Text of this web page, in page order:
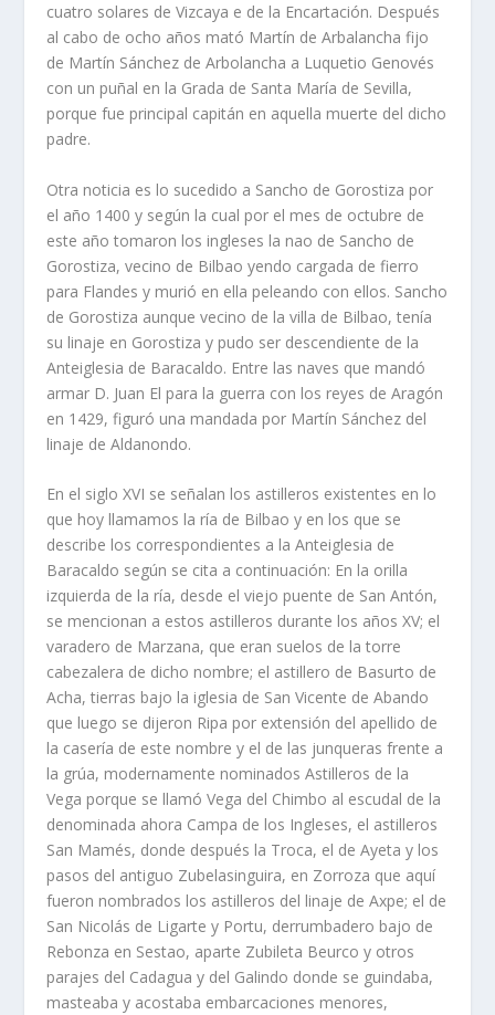
cuatro solares de Vizcaya e de la Encartación. Después
al cabo de ocho años mató Martín de Arbalancha fijo
de Martín Sánchez de Arbolancha a Luquetio Genovés
con un puñal en la Grada de Santa María de Sevilla,
porque fue principal capitán en aquella muerte del dicho
padre.
Otra noticia es lo sucedido a Sancho de Gorostiza por
el año 1400 y según la cual por el mes de octubre de
este año tomaron los ingleses la nao de Sancho de
Gorostiza, vecino de Bilbao yendo cargada de fierro
para Flandes y murió en ella peleando con ellos. Sancho
de Gorostiza aunque vecino de la villa de Bilbao, tenía
su linaje en Gorostiza y pudo ser descendiente de la
Anteiglesia de Baracaldo. Entre las naves que mandó
armar D. Juan El para la guerra con los reyes de Aragón
en 1429, figuró una mandada por Martín Sánchez del
linaje de Aldanondo.
En el siglo XVI se señalan los astilleros existentes en lo
que hoy llamamos la ría de Bilbao y en los que se
describe los correspondientes a la Anteiglesia de
Baracaldo según se cita a continuación: En la orilla
izquierda de la ría, desde el viejo puente de San Antón,
se mencionan a estos astilleros durante los años XV; el
varadero de Marzana, que eran suelos de la torre
cabezalera de dicho nombre; el astillero de Basurto de
Acha, tierras bajo la iglesia de San Vicente de Abando
que luego se dijeron Ripa por extensión del apellido de
la casería de este nombre y el de las junqueras frente a
la grúa, modernamente nominados Astilleros de la
Vega porque se llamó Vega del Chimbo al escudal de la
denominada ahora Campa de los Ingleses, el astilleros
San Mamés, donde después la Troca, el de Ayeta y los
pasos del antiguo Zubelasinguira, en Zorroza que aquí
fueron nombrados los astilleros del linaje de Axpe; el de
San Nicolás de Ligarte y Portu, derrumbadero bajo de
Rebonza en Sestao, aparte Zubileta Beurco y otros
parajes del Cadagua y del Galindo donde se guindaba,
masteaba y acostaba embarcaciones menores,